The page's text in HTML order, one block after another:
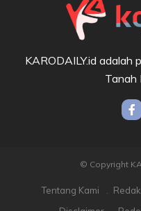
KARODAILY.id adalah
Tanah
© Copyright
Tentang Kami